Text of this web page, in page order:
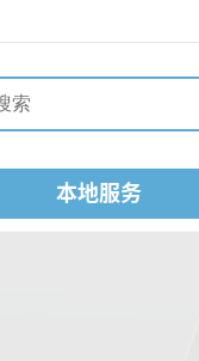
本地服务